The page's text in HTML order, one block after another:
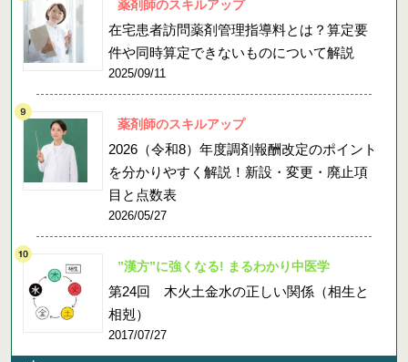
薬剤師のスキルアップ
在宅患者訪問薬剤管理指導料とは？算定要
件や同時算定できないものについて解説
2025/09/11
薬剤師のスキルアップ
2026（令和8）年度調剤報酬改定のポイント
を分かりやすく解説！新設・変更・廃止項
目と点数表
2026/05/27
”漢方”に強くなる! まるわかり中医学
第24回 木火土金水の正しい関係（相生と
相剋）
2017/07/27